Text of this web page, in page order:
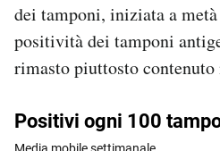
dei tamponi, iniziata a
positività dei tamponi
rimasto piuttosto